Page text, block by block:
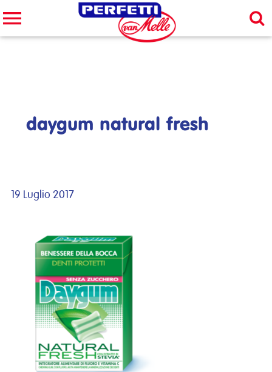
Cerca nel sito
daygum natural fresh
19 Luglio 2017